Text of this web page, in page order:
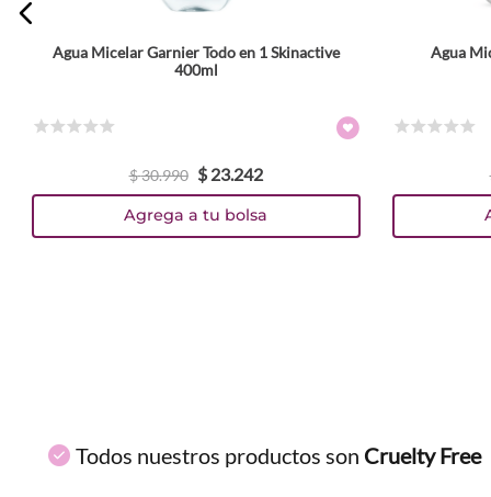
ENVIAR COMENTARIO
Agua Micelar Garnier Todo en 1 Skinactive
400ml
$30.990 $ 23.242
Agrega a tu bolsa
Agua
Todos nuestros productos son Cruelty Free